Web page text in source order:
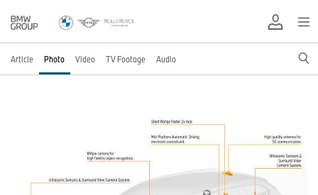
Article Photo Video TV Footage Audio